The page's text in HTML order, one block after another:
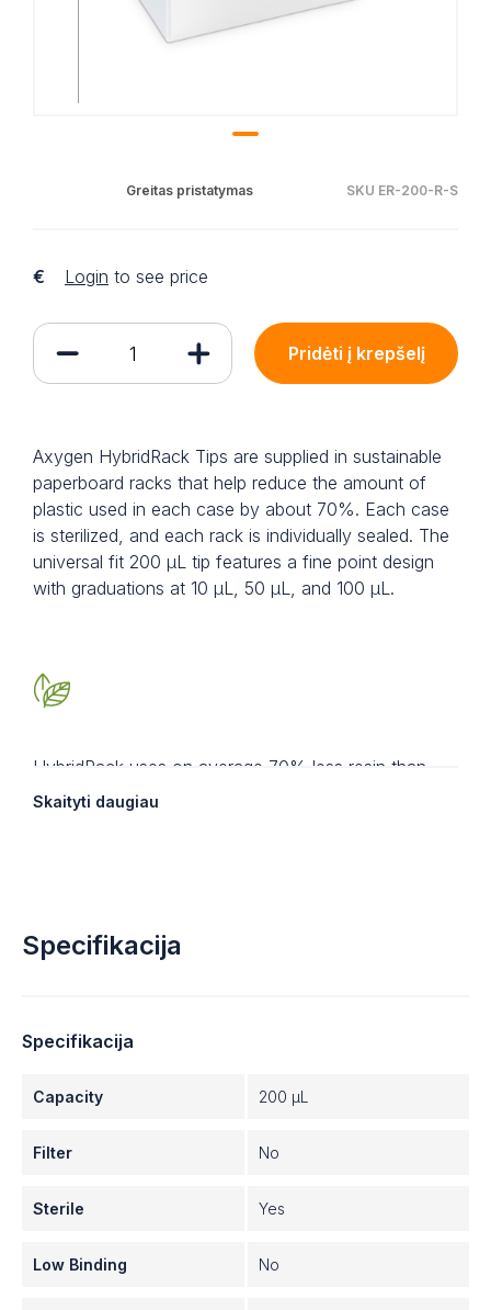
Greitas pristatymas SKU ER-200-R-S
€ Login to see price
Pridėti į krepšelį
Axygen HybridRack Tips are supplied in sustainable
paperboard racks that help reduce the amount of
plastic used in each case by about 70%. Each case
is sterilized, and each rack is individually sealed. The
universal fit 200 µL tip features a fine point design
with graduations at 10 µL, 50 µL, and 100 µL.
HybridRack uses on average 70% less resin than
standard industry tip racks.
Skaityti daugiau
Specifikacija
Specifikacija
Capacity 200 µL
Filter No
Sterile Yes
Low Binding No